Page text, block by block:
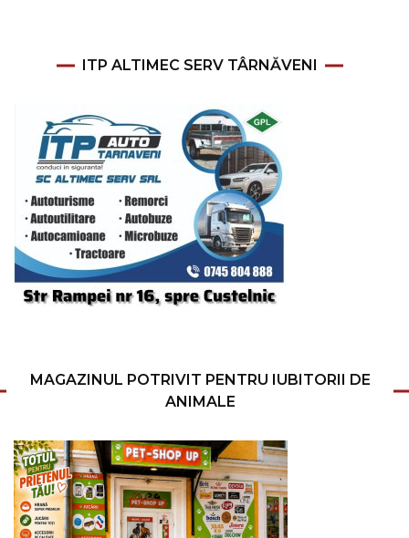
ITP ALTIMEC SERV TÂRNĂVENI
MAGAZINUL POTRIVIT PENTRU IUBITORII DE
ANIMALE